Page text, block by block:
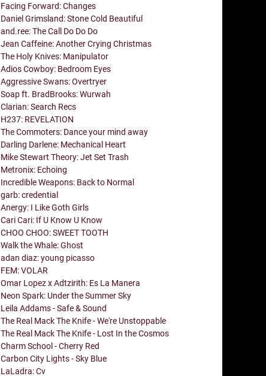
Facing Forward: Changes
Daniel Grimsland: Stone Cold Beautiful
and.ree: The Call Do Do Do
Jean Caffeine: Another Crying Christmas
The Holy Knives: Manipulator
Adios Cowboy: Bedroom Eyes
Aggressive Swans: Overtryer
Soap ft. BradBrooks: Wurwah
Clarian: Search Recs
H237: REVELATION
The Commoters: Dance your mind away
Darling Darlene: Mechanical Heart
Mike Stewart Theory: Jet Set Trash
Metronix: Echoing
Incredible Weapons: Back to Normal
garb: credential
Anergy: I Like Goth Girls
Cari Cari: If U Know U Know
CHOO CHOO: SWEET TOOTH
Walk the Whale: Ghost
adan diaz: young picasso
FEM: VOLAR
Omar Lopez x Adtzirith: Es La Manera
Neon Spark: Under the Summer Sky
Leila Addams - Safe & Sound
The Real Mack The Knife - We're Unstoppable
The Real Mack The Knife - Lost In the Cosmos
Charm School - Cherry Red
Carbon City Lights - Sky Blue
LaLadra: Cv